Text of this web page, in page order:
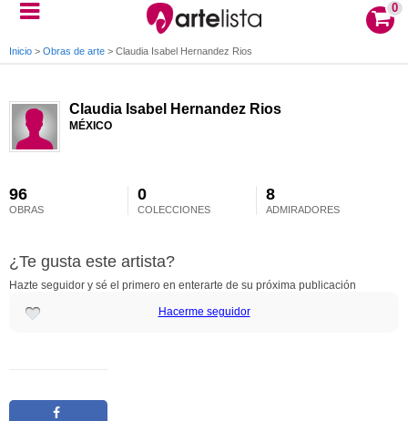
0
Inicio > Obras de arte > Claudia Isabel Hernandez Rios
Claudia Isabel Hernandez Rios
MÉXICO
96
OBRAS
0
COLECCIONES
8
ADMIRADORES
¿Te gusta este artista?
Hazte seguidor y sé el primero en enterarte de su próxima publicación
Hacerme seguidor